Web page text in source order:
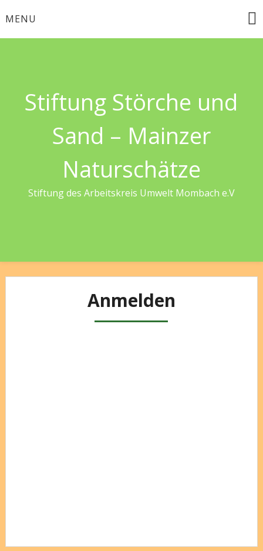
toMENU
Stiftung Störche und
Sand – Mainzer
Naturschätze
Stiftung des Arbeitskreis Umwelt Mombach e.V
Anmelden